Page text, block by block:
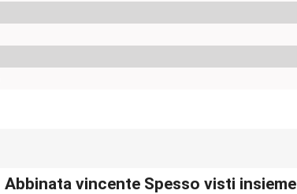
Abbinata vincente Spesso visti insieme